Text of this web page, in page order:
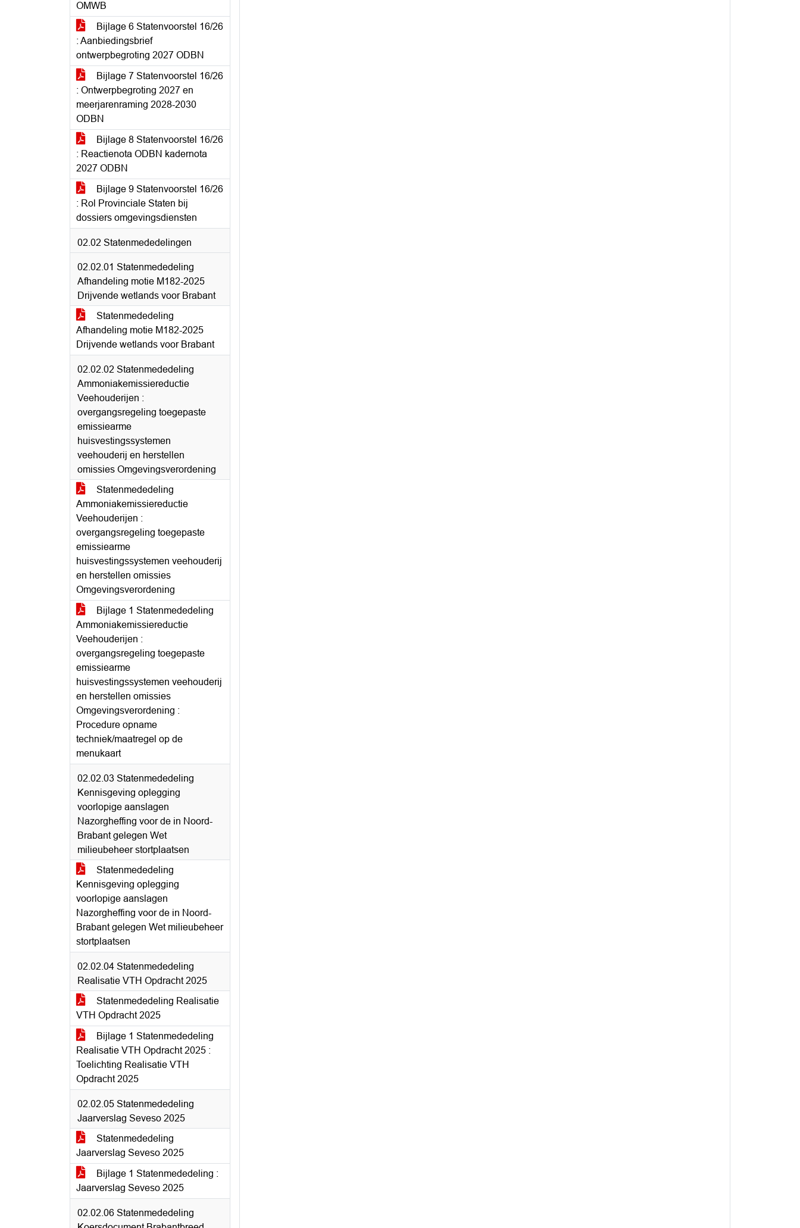
OMWB
Bijlage 6 Statenvoorstel 16/26
: Aanbiedingsbrief
ontwerpbegroting 2027 ODBN
Bijlage 7 Statenvoorstel 16/26
: Ontwerpbegroting 2027 en
meerjarenraming 2028-2030
ODBN
Bijlage 8 Statenvoorstel 16/26
: Reactienota ODBN kadernota
2027 ODBN
Bijlage 9 Statenvoorstel 16/26
: Rol Provinciale Staten bij
dossiers omgevingsdiensten
02.02 Statenmededelingen
02.02.01 Statenmededeling
Afhandeling motie M182-2025
Drijvende wetlands voor Brabant
Statenmededeling
Afhandeling motie M182-2025
Drijvende wetlands voor Brabant
02.02.02 Statenmededeling
Ammoniakemissiereductie
Veehouderijen :
overgangsregeling toegepaste
emissiearme
huisvestingssystemen
veehouderij en herstellen
omissies Omgevingsverordening
Statenmededeling
Ammoniakemissiereductie
Veehouderijen :
overgangsregeling toegepaste
emissiearme
huisvestingssystemen veehouderij
en herstellen omissies
Omgevingsverordening
Bijlage 1 Statenmededeling
Ammoniakemissiereductie
Veehouderijen :
overgangsregeling toegepaste
emissiearme
huisvestingssystemen veehouderij
en herstellen omissies
Omgevingsverordening :
Procedure opname
techniek/maatregel op de
menukaart
02.02.03 Statenmededeling
Kennisgeving oplegging
voorlopige aanslagen
Nazorgheffing voor de in Noord-
Brabant gelegen Wet
milieubeheer stortplaatsen
Statenmededeling
Kennisgeving oplegging
voorlopige aanslagen
Nazorgheffing voor de in Noord-
Brabant gelegen Wet milieubeheer
stortplaatsen
02.02.04 Statenmededeling
Realisatie VTH Opdracht 2025
Statenmededeling Realisatie
VTH Opdracht 2025
Bijlage 1 Statenmededeling
Realisatie VTH Opdracht 2025 :
Toelichting Realisatie VTH
Opdracht 2025
02.02.05 Statenmededeling
Jaarverslag Seveso 2025
Statenmededeling
Jaarverslag Seveso 2025
Bijlage 1 Statenmededeling :
Jaarverslag Seveso 2025
02.02.06 Statenmededeling